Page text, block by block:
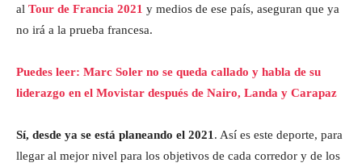
al Tour de Francia 2021 y medios de ese país, aseguran que ya
no irá a la prueba francesa.
Puedes leer: Marc Soler no se queda callado y habla de su
liderazgo en el Movistar después de Nairo, Landa y Carapaz
Sí, desde ya se está planeando el 2021 . Así es este deporte, para
llegar al mejor nivel para los objetivos de cada corredor y de los